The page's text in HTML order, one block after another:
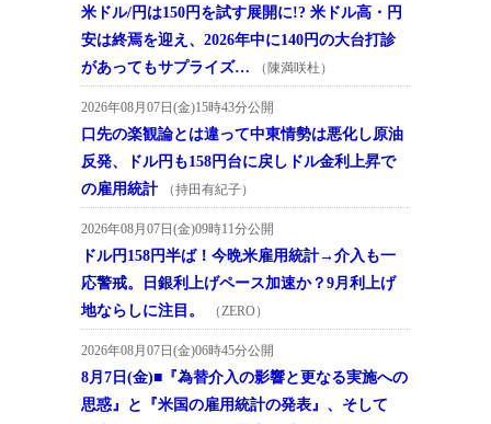
米ドル/円は150円を試す展開に!? 米ドル高・円
安は終焉を迎え、2026年中に140円の大台打診
があってもサプライズ…
（陳満咲杜）
2026年08月07日(金)15時43分公開
口先の楽観論とは違って中東情勢は悪化し原油
反発、ドル円も158円台に戻しドル金利上昇で
の雇用統計
（持田有紀子）
2026年08月07日(金)09時11分公開
ドル円158円半ば！今晩米雇用統計→介入も一
応警戒。日銀利上げペース加速か？9月利上げ
地ならしに注目。
（ZERO）
2026年08月07日(金)06時45分公開
8月7日(金)■『為替介入の影響と更なる実施への
思惑』と『米国の雇用統計の発表』、そして